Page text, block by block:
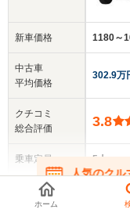
新車価格
中古車
平均価格
クチコミ
総合評価
乗車定員
ドア数
1180～
302.9万
3.8
5人
人気のクル
在庫が無く
ホーム